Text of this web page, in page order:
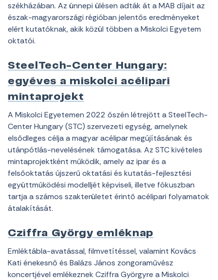
székházában. Az ünnepi ülésen adták át a MAB díjait az
észak-magyarországi régióban jelentős eredményeket
elért kutatóknak, akik közül többen a Miskolci Egyetem
oktatói.
SteelTech-Center Hungary:
egyéves a miskolci acélipari
mintaprojekt
A Miskolci Egyetemen 2022 őszén létrejött a SteelTech-
Center Hungary (STC) szervezeti egység, amelynek
elsődleges célja a magyar acélipar megújításának és
utánpótlás-nevelésének támogatása. Az STC kivételes
mintaprojektként működik, amely az ipar és a
felsőoktatás újszerű oktatási és kutatás-fejlesztési
együttműködési modelljét képviseli, illetve fókuszban
tartja a számos szakterületet érintő acélipari folyamatok
átalakítását.
Cziffra György emléknap
Emléktábla-avatással, filmvetítéssel, valamint Kovács
Kati énekesnő és Balázs János zongoraművész
koncertjével emlékeznek Cziffra Györgyre a Miskolci